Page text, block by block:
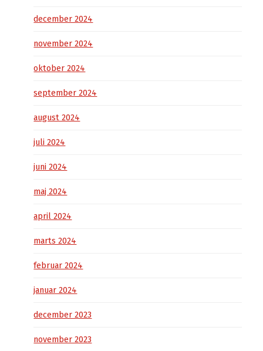
december 2024
november 2024
oktober 2024
september 2024
august 2024
juli 2024
juni 2024
maj 2024
april 2024
marts 2024
februar 2024
januar 2024
december 2023
november 2023